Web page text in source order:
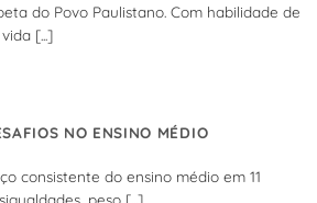
do Povo Paulistano. Com habilidade de
[...]
NO ENSINO MÉDIO
consistente do ensino médio em 11